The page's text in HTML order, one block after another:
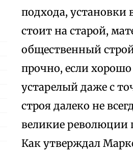
подхода,
стоит на старой,
обществен­ный
прочно, если хорошо
устарелый даже с
строя далеко не
великие революции
Как утверждал